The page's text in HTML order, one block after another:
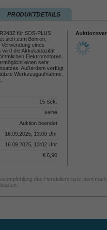
PRODUKTDETAILS
für SDS-PLUS
sich zum Bohren,
eines
die Akkukapazität
Elektromotoren.
einen sehr
Außerdem verfügt
Werkzeugaufnahme,
15 Sek.
keine
Auktion beendet
16.09.2025, 13:00 Uhr
16.09.2025, 13:02 Uhr
€ 6,90
des Herstellers bzw. dem